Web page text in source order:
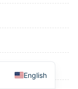
English